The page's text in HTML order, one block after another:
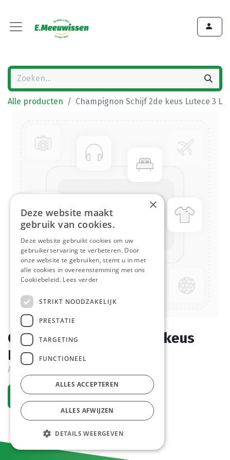
Alle producten Champignon Schijf 2de keus Lutece 3 L
Champignon Schijf 2de keus
Lutece 3 L
Actief
Vraag een account aan
×
Deze website maakt
gebruik van cookies.
Deze website gebruikt cookies om uw
gebruikerservaring te verbeteren. Door
onze website te gebruiken, stemt u in met
alle cookies in overeenstemming met ons
Cookiebeleid. Lees verder
STRIKT NOODZAKELIJK
PRESTATIE
TARGETING
FUNCTIONEEL
ALLES ACCEPTEREN
ALLES AFWIJZEN
DETAILS WEERGEVEN